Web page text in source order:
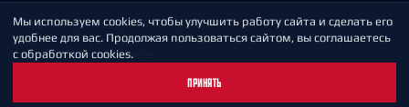
Политика обработки персональных данных
Пользовательское соглашение
Мы используем cookies, чтобы улучшить работу сайта и сделать его
удобнее для вас. Продолжая пользоваться сайтом, вы соглашаетесь
с обработкой cookies.
ПРИНЯТЬ